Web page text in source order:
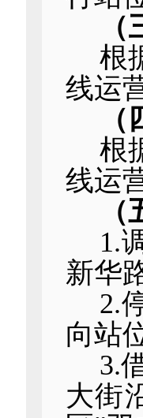
（
根
线运
（
根
线运
1.
新华
2.
向站
3.
大街